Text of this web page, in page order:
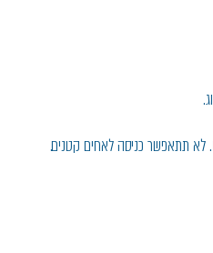
. לא תתאפשר כניסה לאחים קטנים.